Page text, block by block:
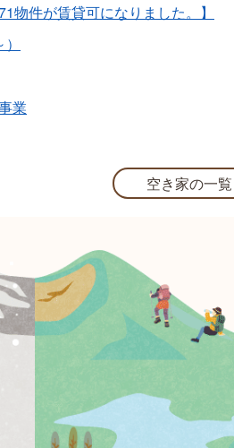
件が賃貸可になりました。】
業
空き家の一覧